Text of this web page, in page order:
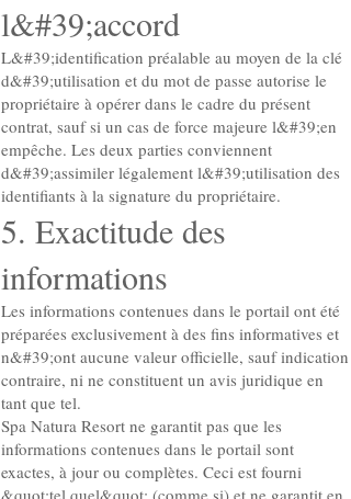
l&#39;accord
L&#39;identification préalable au moyen de la clé
d&#39;utilisation et du mot de passe autorise le
propriétaire à opérer dans le cadre du présent
contrat, sauf si un cas de force majeure l&#39;en
empêche. Les deux parties conviennent
d&#39;assimiler légalement l&#39;utilisation des
identifiants à la signature du propriétaire.
5. Exactitude des
informations
Les informations contenues dans le portail ont été
préparées exclusivement à des fins informatives et
n&#39;ont aucune valeur officielle, sauf indication
contraire, ni ne constituent un avis juridique en
tant que tel.
Spa Natura Resort ne garantit pas que les
informations contenues dans le portail sont
exactes, à jour ou complètes. Ceci est fourni
&quot;tel quel&quot; (comme si) et ne garantit en